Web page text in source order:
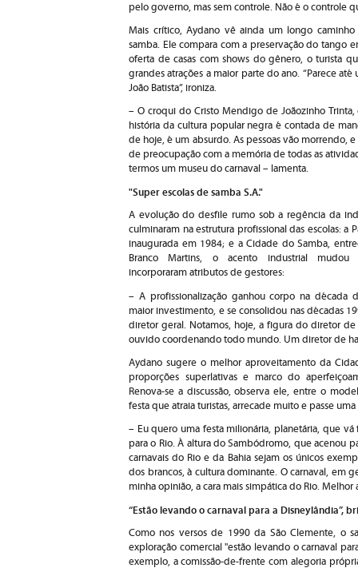
pelo governo, mas sem controle. Não é o controle
Mais crítico, Aydano vê ainda um longo
samba. Ele compara com a preservação do tango
oferta de casas com shows do gênero, o turista
grandes atrações a maior parte do ano. “Parece
João Batista”, ironiza.
– O croqui do Cristo Mendigo de Joãozinho
história da cultura popular negra é contada de
de hoje, é um absurdo. As pessoas vão morrendo,
de preocupação com a memória de todas as
termos um museu do carnaval – lamenta.
"Super escolas de samba S.A."
A evolução do desfile rumo sob a regência da
culminaram na estrutura profissional das escolas: a
inaugurada em 1984; e a Cidade do Samba,
Branco Martins, o acento industrial
incorporaram atributos de gestores:
– A profissionalização ganhou corpo na
maior investimento, e se consolidou nas décadas
diretor geral. Notamos, hoje, a figura do diretor
ouvido coordenando todo mundo. Um diretor de
Aydano sugere o melhor aproveitamento da
proporções superlativas e marco do
Renova-se a discussão, observa ele, entre o
festa que atraia turistas, arrecade muito e passe
– Eu quero uma festa milionária, planetária, que
para o Rio. À altura do Sambódromo, que acenou
carnavais do Rio e da Bahia sejam os únicos
dos brancos, à cultura dominante. O carnaval, em
minha opinião, a cara mais simpática do Rio.
“Estão levando o carnaval para a Disneylândia”,
Como nos versos de 1990 da São Clemente, o
exploração comercial "estão levando o carnaval
exemplo, a comissão-de-frente com alegoria